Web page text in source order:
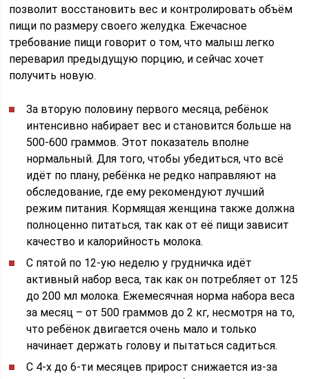
позволит восстановить вес и контролировать объём
пищи по размеру своего желудка. Ежечасное
требование пищи говорит о том, что малыш легко
переварил предыдущую порцию, и сейчас хочет
получить новую.
За вторую половину первого месяца, ребёнок
интенсивно набирает вес и становится больше на
500-600 граммов. Этот показатель вполне
нормальный. Для того, чтобы убедиться, что всё
идёт по плану, ребёнка не редко направляют на
обследование, где ему рекомендуют лучший
режим питания. Кормящая женщина также должна
полноценно питаться, так как от её пищи зависит
качество и калорийность молока.
С пятой по 12-ую неделю у грудничка идёт
активный набор веса, так как он потребляет от 125
до 200 мл молока. Ежемесячная норма набора веса
за месяц – от 500 граммов до 2 кг, несмотря на то,
что ребёнок двигается очень мало и только
начинает держать голову и пытаться садиться.
С 4-х до 6-ти месяцев прирост снижается из-за